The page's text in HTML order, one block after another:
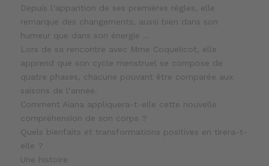
Depuis l‘apparition de ses premières règles, elle
remarque des changements, aussi bien dans son
humeur que dans son énergie …
Lors de sa rencontre avec Mme Coquelicot, elle
apprend que son cycle menstruel se compose de
quatre phases, chacune pouvant être comparée aux
saisons de l‘année.
Comment Aiana appliquera-t-elle cette nouvelle
compréhension de son corps ?
Quels bienfaits et transformations positives en tirera-t-
elle ?
Une histoire